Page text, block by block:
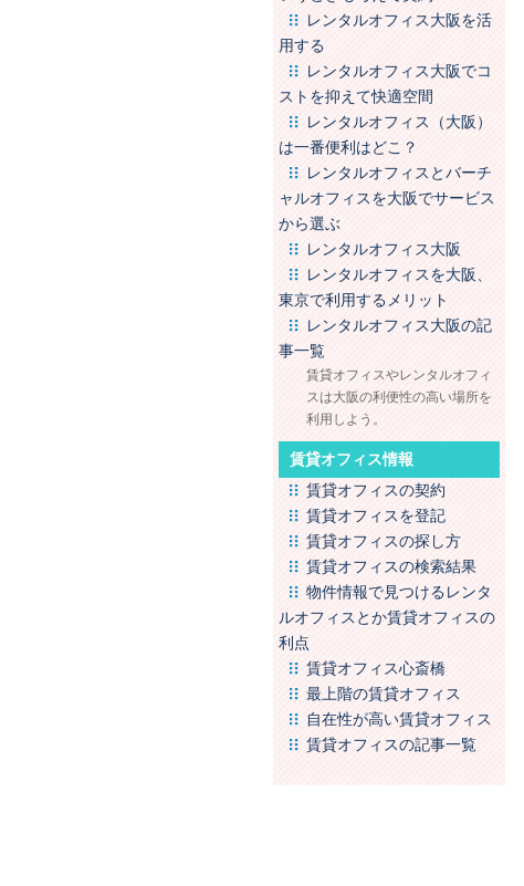
レンタルオフィス大阪を活
用する
レンタルオフィス大阪でコ
ストを抑えて快適空間
レンタルオフィス（大阪）
は一番便利はどこ？
レンタルオフィスとバーチ
ャルオフィスを大阪でサービス
から選ぶ
レンタルオフィス大阪
レンタルオフィスを大阪、
東京で利用するメリット
レンタルオフィス大阪の記
事一覧
賃貸オフィスやレンタルオフィ
スは大阪の利便性の高い場所を
利用しよう。
賃貸オフィス情報
賃貸オフィスの契約
賃貸オフィスを登記
賃貸オフィスの探し方
賃貸オフィスの検索結果
物件情報で見つけるレンタ
ルオフィスとか賃貸オフィスの
利点
賃貸オフィス心斎橋
最上階の賃貸オフィス
自在性が高い賃貸オフィス
賃貸オフィスの記事一覧